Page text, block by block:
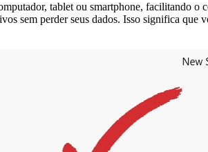
tablet ou smartphone, facilitando
sem perder seus dados. Isso significa que